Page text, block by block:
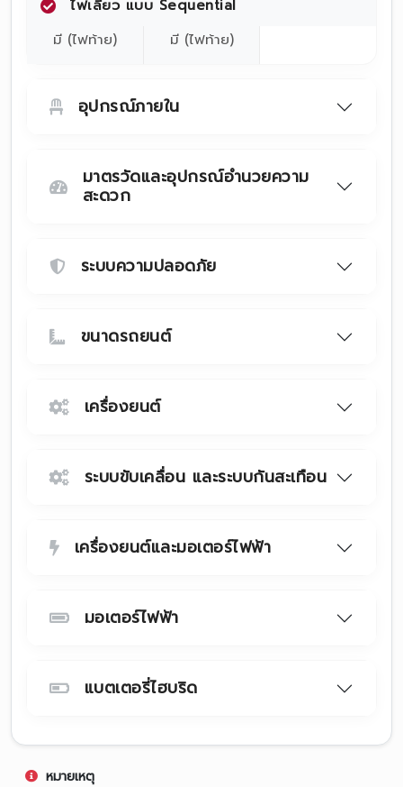
ไฟเลี้ยว แบบ Sequential
มี (ไฟท้าย)
มี (ไฟท้าย)
อุปกรณ์ภายใน
มาตรวัดและอุปกรณ์อำนวยความ
สะดวก
ระบบความปลอดภัย
ขนาดรถยนต์
เครื่องยนต์
ระบบขับเคลื่อน และระบบกันสะเทือน
เครื่องยนต์และมอเตอร์ไฟฟ้า
มอเตอร์ไฟฟ้า
แบตเตอรี่ไฮบริด
หมายเหตุ